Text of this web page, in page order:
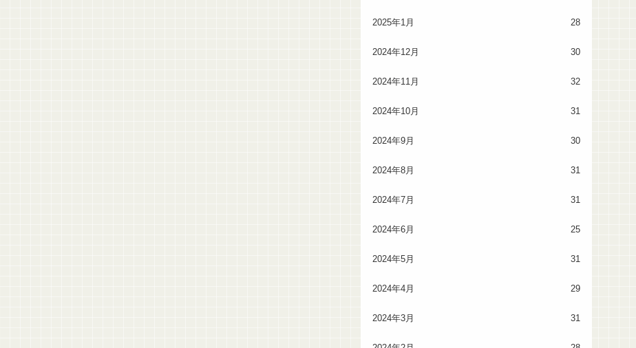
2025年1月 28
2024年12月 30
2024年11月 32
2024年10月 31
2024年9月 30
2024年8月 31
2024年7月 31
2024年6月 25
2024年5月 31
2024年4月 29
2024年3月 31